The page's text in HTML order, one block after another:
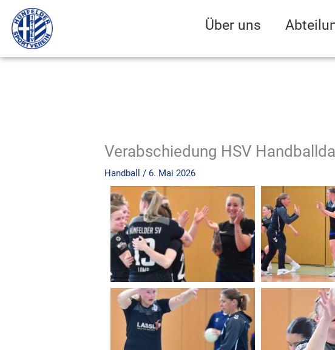
Inhalt
springen
Über uns
Verabschiedung HSV
Handball / 6. Mai 2026